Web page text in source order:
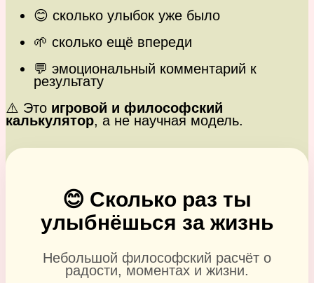
😊 сколько улыбок уже было
🌱 сколько ещё впереди
💬 эмоциональный комментарий к
результату
⚠️ Это игровой и философский
калькулятор, а не научная модель.
😊 Сколько раз ты
улыбнёшься за жизнь
Небольшой философский расчёт о
радости, моментах и жизни.